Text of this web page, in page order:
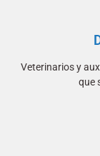
Veterinarios y
que